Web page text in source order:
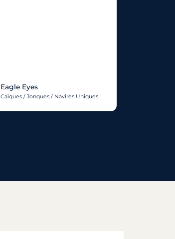
Eagle Eyes
Caïques / Jonques / Navires Uniques